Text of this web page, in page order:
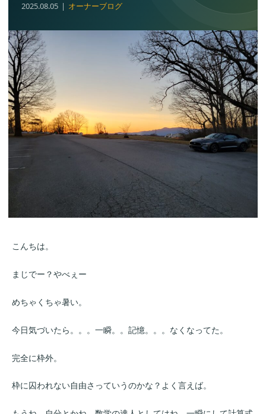
2025.08.05 オーナーブログ
こんちは。
まじでー？やべぇー
めちゃくちゃ暑い。
今日気づいたら。。。一瞬。。記憶。。。なくなってた。
完全に枠外。
枠に囚われない自由さっていうのかな？よく言えば。